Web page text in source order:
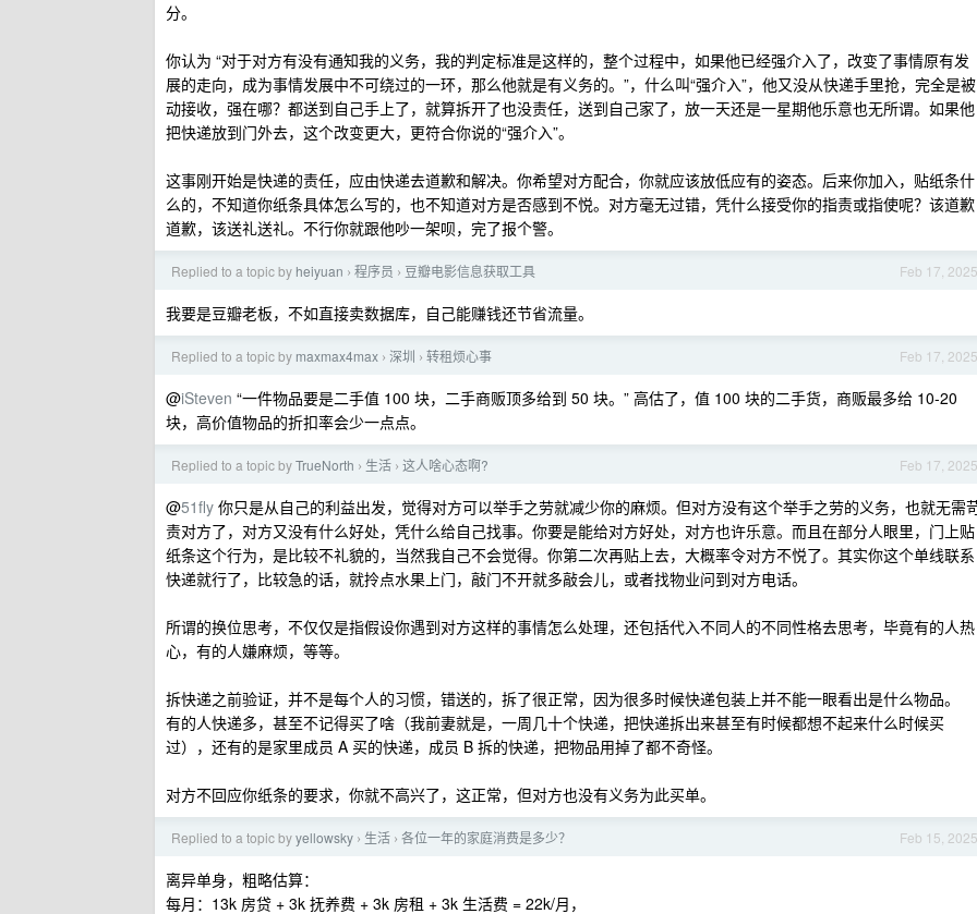
分。
你认为 “对于对方有没有通知我的义务，我的判定标准是这样的，整个过程中，如果他已经强介入了，改变了事情原有发
展的走向，成为事情发展中不可绕过的一环，那么他就是有义务的。”，什么叫“强介入”，他又没从快递手里抢，完全是被
动接收，强在哪？都送到自己手上了，就算拆开了也没责任，送到自己家了，放一天还是一星期他乐意也无所谓。如果他
把快递放到门外去，这个改变更大，更符合你说的“强介入”。
这事刚开始是快递的责任，应由快递去道歉和解决。你希望对方配合，你就应该放低应有的姿态。后来你加入，贴纸条什
么的，不知道你纸条具体怎么写的，也不知道对方是否感到不悦。对方毫无过错，凭什么接受你的指责或指使呢？该道歉
道歉，该送礼送礼。不行你就跟他吵一架呗，完了报个警。
Feb 17, 2025
Replied to a topic by heiyuan › 程序员 › 豆瓣电影信息获取工具
我要是豆瓣老板，不如直接卖数据库，自己能赚钱还节省流量。
Feb 17, 2025
Replied to a topic by maxmax4max › 深圳 › 转租烦心事
@iSteven “一件物品要是二手值 100 块，二手商贩顶多给到 50 块。” 高估了，值 100 块的二手货，商贩最多给 10-20
块，高价值物品的折扣率会少一点点。
Feb 17, 2025
Replied to a topic byTrueNorth › 生活 › 这人啥心态啊?
@51fly 你只是从自己的利益出发，觉得对方可以举手之劳就减少你的麻烦。但对方没有这个举手之劳的义务，也就无需
责对方了，对方又没有什么好处，凭什么给自己找事。你要是能给对方好处，对方也许乐意。而且在部分人眼里，门上贴
纸条这个行为，是比较不礼貌的，当然我自己不会觉得。你第二次再贴上去，大概率令对方不悦了。其实你这个单线联系
快递就行了，比较急的话，就拎点水果上门，敲门不开就多敲会儿，或者找物业问到对方电话。
所谓的换位思考，不仅仅是指假设你遇到对方这样的事情怎么处理，还包括代入不同人的不同性格去思考，毕竟有的人热
心，有的人嫌麻烦，等等。
拆快递之前验证，并不是每个人的习惯，错送的，拆了很正常，因为很多时候快递包装上并不能一眼看出是什么物品。
有的人快递多，甚至不记得买了啥（我前妻就是，一周几十个快递，把快递拆出来甚至有时候都想不起来什么时候买
过），还有的是家里成员 A 买的快递，成员 B 拆的快递，把物品用掉了都不奇怪。
对方不回应你纸条的要求，你就不高兴了，这正常，但对方也没有义务为此买单。
Feb 15, 2025
Replied to a topic byyellowsky › 生活 › 各位一年的家庭消费是多少？
离异单身，粗略估算：
每月：13k 房贷 + 3k 抚养费 + 3k 房租 + 3k 生活费 = 22k/月，